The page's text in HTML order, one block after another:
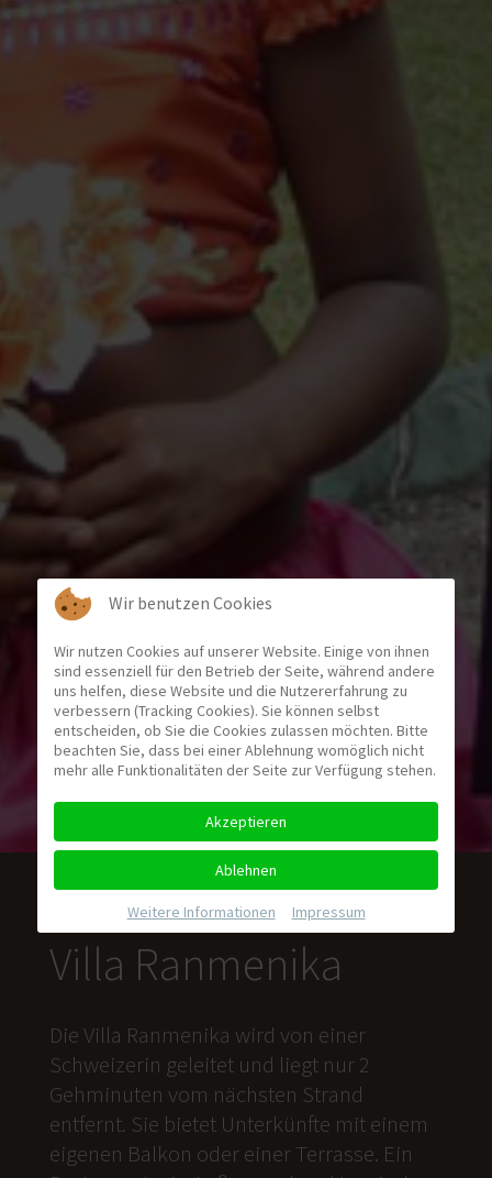
Villa Ranmenika
Die Villa Ranmenika wird von einer
Schweizerin geleitet und liegt nur 2
Gehminuten vom nächsten Strand
entfernt. Sie bietet Unterkünfte mit einem
eigenen Balkon oder einer Terrasse. Ein
Wir benutzen Cookies
Wir nutzen Cookies auf unserer Website. Einige von ihnen
sind essenziell für den Betrieb der Seite, während andere
uns helfen, diese Website und die Nutzererfahrung zu
verbessern (Tracking Cookies). Sie können selbst
entscheiden, ob Sie die Cookies zulassen möchten. Bitte
beachten Sie, dass bei einer Ablehnung womöglich nicht
mehr alle Funktionalitäten der Seite zur Verfügung stehen.
Akzeptieren
Ablehnen
Weitere Informationen Impressum